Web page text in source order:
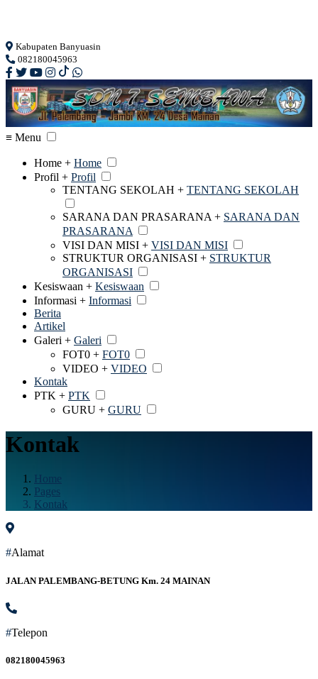
Kabupaten Banyuasin
082180045963
≡ Menu
Home + Home
Profil + Profil
TENTANG SEKOLAH + TENTANG SEKOLAH
SARANA DAN PRASARANA + SARANA DAN
PRASARANA
VISI DAN MISI + VISI DAN MISI
STRUKTUR ORGANISASI + STRUKTUR
ORGANISASI
Kesiswaan + Kesiswaan
Informasi + Informasi
Berita
Artikel
Galeri + Galeri
FOT0 + FOT0
VIDEO + VIDEO
Kontak
PTK + PTK
GURU + GURU
Kontak
Home
Pages
Kontak
#Alamat
JALAN PALEMBANG-BETUNG Km. 24 MAINAN
#Telepon
082180045963